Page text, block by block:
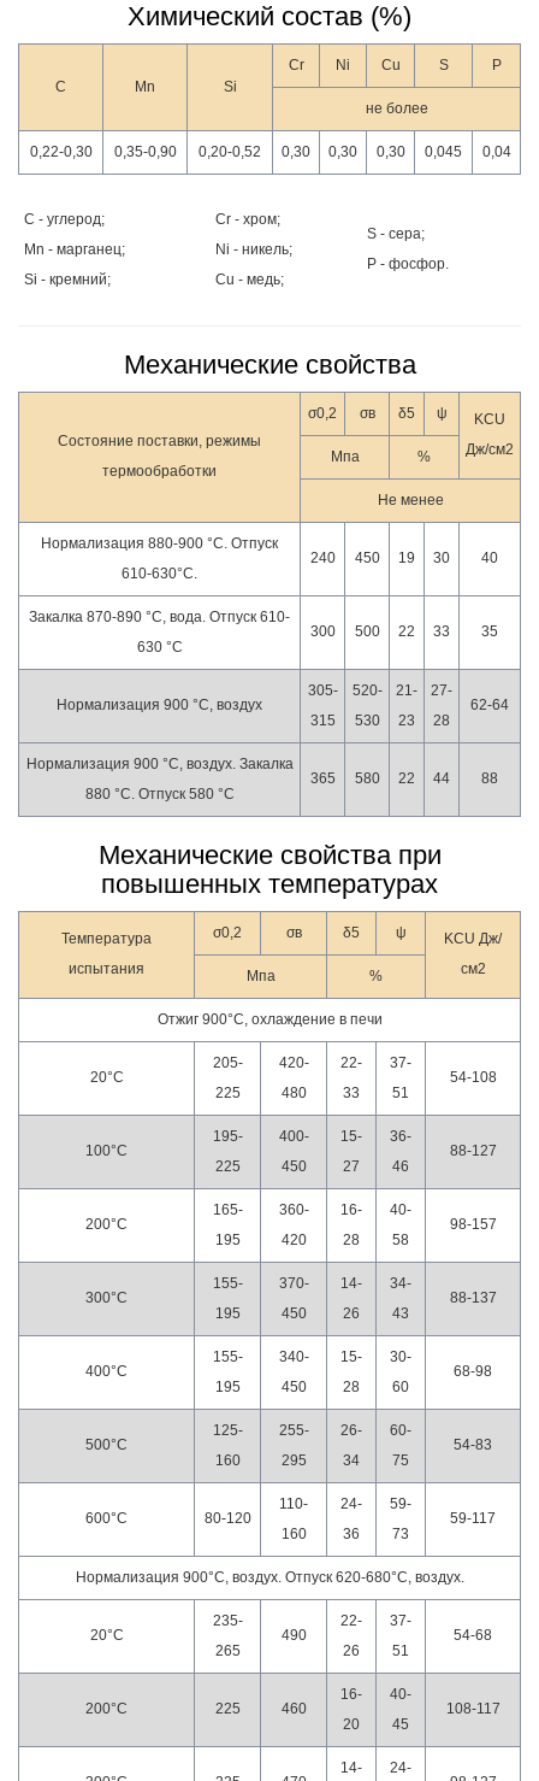
Химический состав (%)
C Mn Si
Cr Ni Cu S P
не более
0,22-0,30 0,35-0,90 0,20-0,52 0,30 0,30 0,30 0,045 0,04
C - углерод;
Mn - марганец;
Si - кремний;
Cr - хром;
Ni - никель;
Cu - медь;
S - сера;
P - фосфор.
Механические свойства
Состояние поставки, режимы
термообработки
σ0,2 σв δ5 ψ
KCU
Дж/см2
Мпа %
Не менее
Нормализация 880-900 °С. Отпуск
610-630°С.
240 450 19 30 40
Закалка 870-890 °С, вода. Отпуск 610-
630 °С
300 500 22 33 35
Нормализация 900 °С, воздух
305-
315
520-
530
21-
23
27-
28
62-64
Нормализация 900 °С, воздух. Закалка
880 °С. Отпуск 580 °С
365 580 22 44 88
Механические свойства при
повышенных температурах
Температура
испытания
σ0,2 σв δ5 ψ
KCU Дж/
см2
Мпа %
Отжиг 900°С, охлаждение в печи
20°С
205-
225
420-
480
22-
33
37-
51
54-108
100°С
195-
225
400-
450
15-
27
36-
46
88-127
200°С
165-
195
360-
420
16-
28
40-
58
98-157
300°С
155-
195
370-
450
14-
26
34-
43
88-137
400°С
155-
195
340-
450
15-
28
30-
60
68-98
500°С
125-
160
255-
295
26-
34
60-
75
54-83
600°С 80-120
110-
160
24-
36
59-
73
59-117
Нормализация 900°С, воздух. Отпуск 620-680°С, воздух.
20°С
235-
265
490
22-
26
37-
51
54-68
200°С 225 460
16-
20
40-
45
108-117
14-
24-